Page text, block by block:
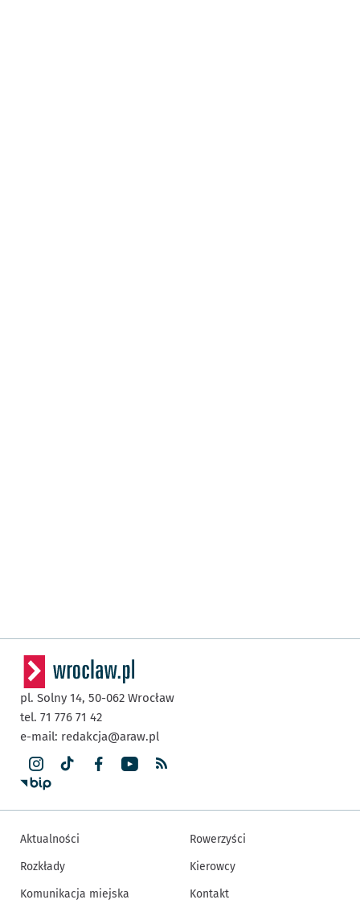
pl. Solny 14, 50-062 Wrocław
tel. 71 776 71 42
e-mail: redakcja@araw.pl
Aktualności
Rozkłady
Komunikacja miejska
Rowerzyści
Kierowcy
Kontakt